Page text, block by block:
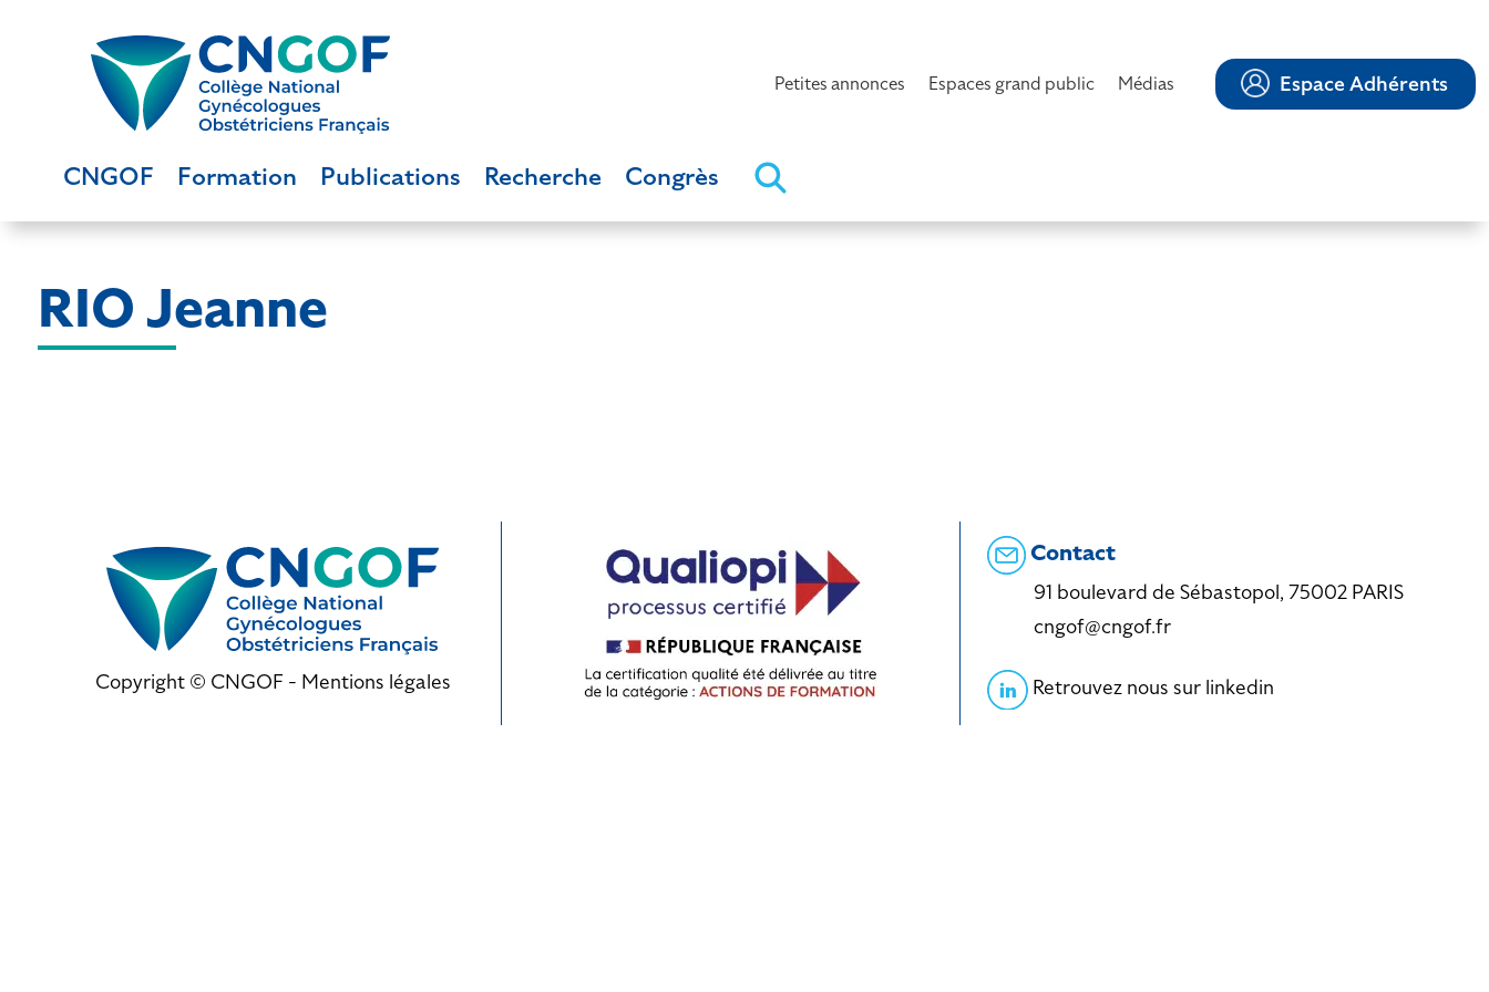
Petites annonces Espaces grand public Médias Espace Adhérents
CNGOF Formation Publications Recherche Congrès
RIO Jeanne
Copyright © CNGOF - Mentions légales
Contact
91 boulevard de Sébastopol, 75002 PARIS
cngof@cngof.fr
Retrouvez nous sur linkedin